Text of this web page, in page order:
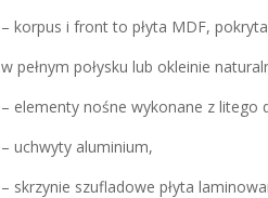
– korpus i front to płyta MDF,
w pełnym połysku lub okleinie
– elementy nośne wykonane z litego
– uchwyty aluminium,
– skrzynie szufladowe płyta